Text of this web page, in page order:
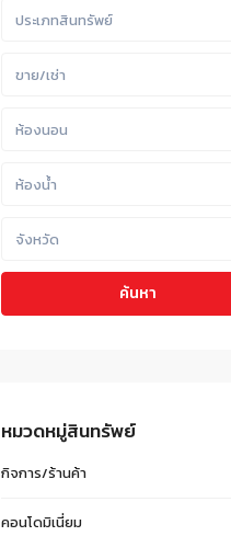
ประเภทสินทรัพย์
ขาย/เช่า
ห้องนอน
ห้องน้ำ
จังหวัด
ค้นหา
หมวดหมู่สินทรัพย์
กิจการ/ร้านค้า
คอนโดมิเนี่ยม